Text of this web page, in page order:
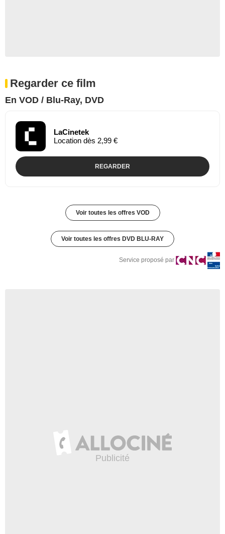
Regarder ce film
En VOD / Blu-Ray, DVD
LaCinetek
Location dès 2,99 €
REGARDER
Voir toutes les offres VOD
Voir toutes les offres DVD BLU-RAY
Service proposé par